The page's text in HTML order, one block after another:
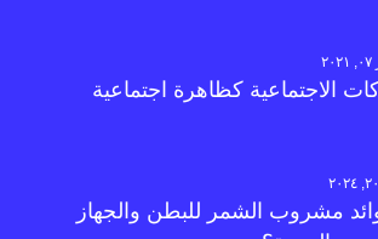
الاجتماعية كظاهرة اجتماعية
مشروب الشمر للبطن والجهاز